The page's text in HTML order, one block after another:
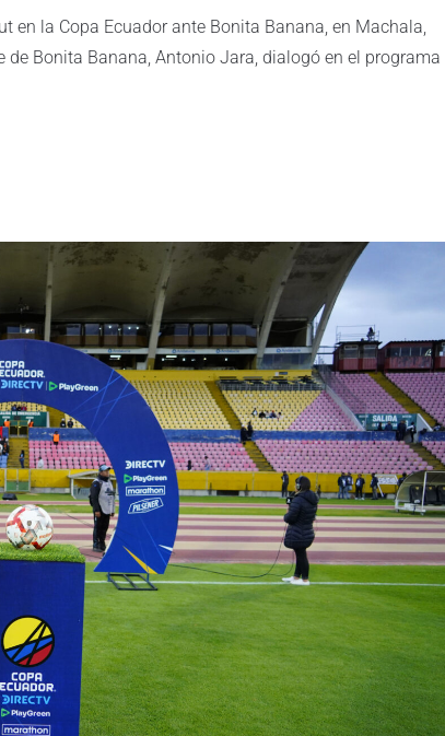
en la Copa Ecuador ante Bonita Banana, en Machala,
Bonita Banana, Antonio Jara, dialogó en el programa